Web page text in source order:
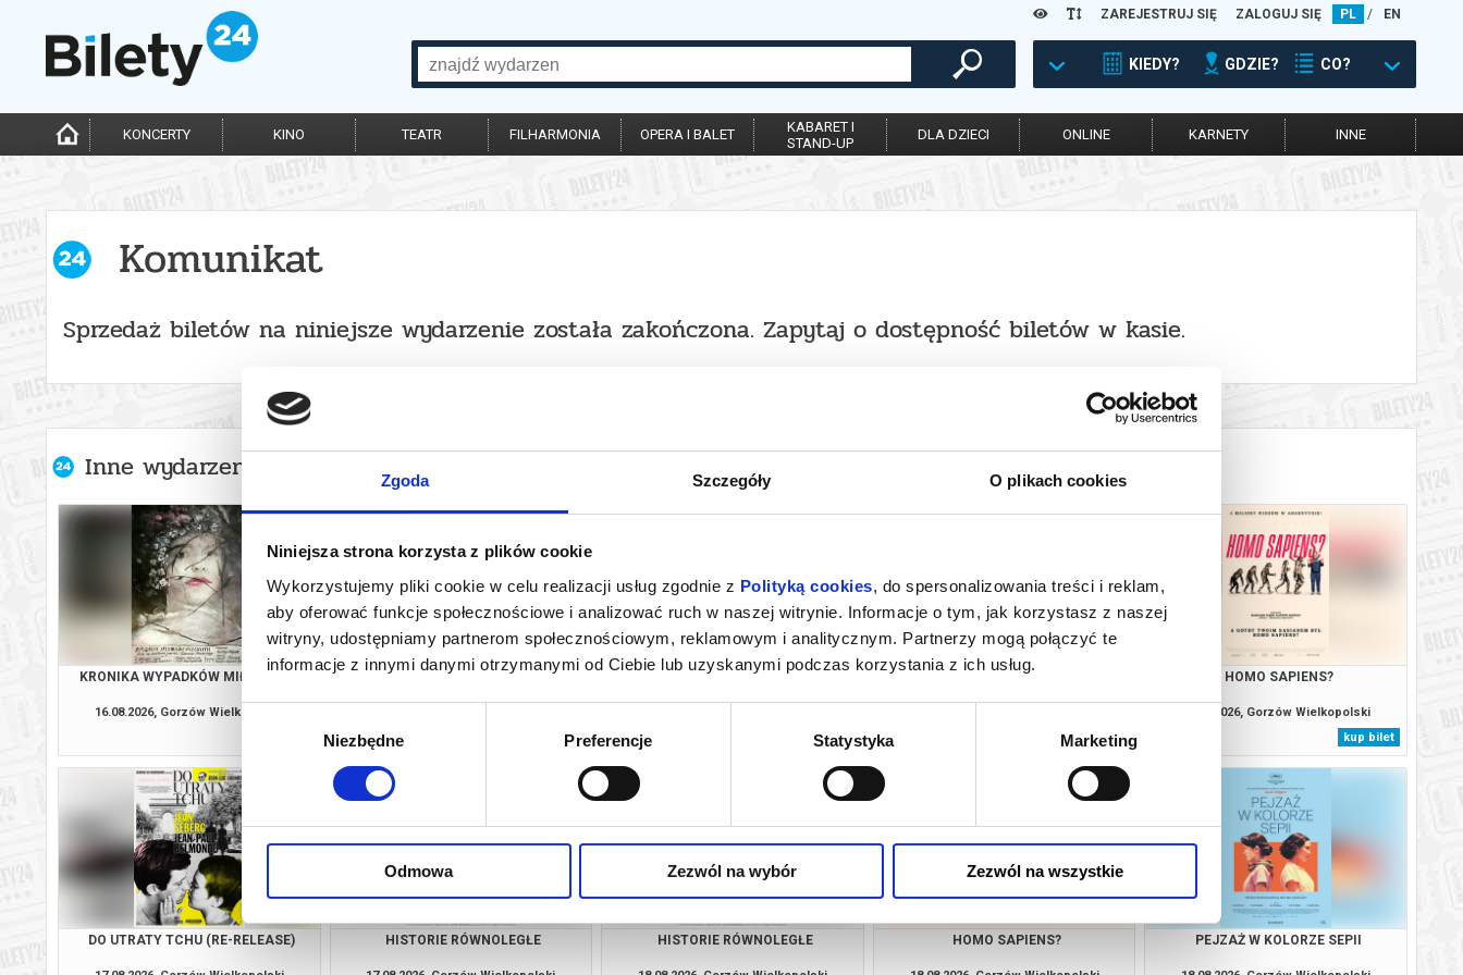
Zgoda Szczegóły O plikach cookies
Niniejsza strona korzysta z plików cookie
Wykorzystujemy pliki cookie w celu realizacji usług zgodnie z Polityką cookies, do spersonalizowania treści i reklam,
aby oferować funkcje społecznościowe i analizować ruch w naszej witrynie. Informacje o tym, jak korzystasz z naszej
witryny, udostępniamy partnerom społecznościowym, reklamowym i analitycznym. Partnerzy mogą połączyć te
informacje z innymi danymi otrzymanymi od Ciebie lub uzyskanymi podczas korzystania z ich usług.
Niezbędne Preferencje Statystyka Marketing
Odmowa Zezwól na wybór Zezwól na wszystkie
ZAREJESTRUJ SIĘ ZALOGUJ SIĘ PL / EN
KIEDY? GDZIE? CO?
KONCERTY KINO TEATR FILHARMONIA OPERA I BALET
KABARET I
STAND-UP
DLA DZIECI ONLINE KARNETY INNE
Komunikat
Sprzedaż biletów na niniejsze wydarzenie została zakończona. Zapytaj o dostępność biletów w kasie.
Inne wydarzenia organizatora
KRONIKA WYPADKÓW MIŁOSNYCH
16.08.2026, Gorzów Wielkopolski
DLA DOBRA ADAMA
kup bilet
HISTORIE RÓWNOLEGŁE
kup bilet
HOMO SAPIENS?
kup bilet
HOMO SAPIENS?
17.08.2026, Gorzów Wielkopolski
kup bilet
DO UTRATY TCHU (RE-RELEASE) HISTORIE RÓWNOLEGŁE HISTORIE RÓWNOLEGŁE HOMO SAPIENS? PEJZAŻ W KOLORZE SEPII